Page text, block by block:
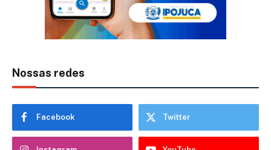
Nossas redes
Facebook Twitter